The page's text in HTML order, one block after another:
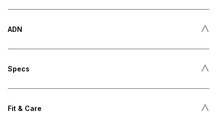
ADN ˄
Specs ˄
Fit & Care ˄